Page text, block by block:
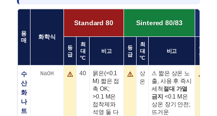
용
매
화학식
Standard 80 Sintered 80/83
등
급
최
대
°C
비고
등
급
최
대
°C
비고
등
급
수
산
화
나
트
NaOH ⚠️ 40
묽은(<0.1
M) 짧은 접
촉 OK;
>0.1 M은
접착제와
석영 둘 다
⚠️
상
온
⚠ 짧은 상온 노
출, 사용 후 즉시
세척 절대 가열
금지 <0.1 M은
상온 장기 안전;
뜨거운
⚠️